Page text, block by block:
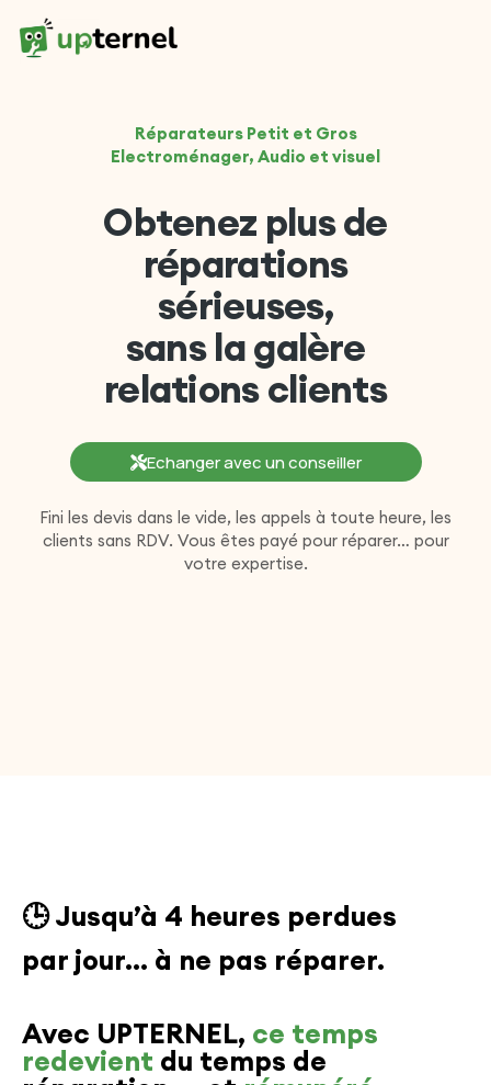
Réparateurs Petit et Gros
Electroménager, Audio et visuel
Obtenez plus de
réparations
sérieuses,
sans la galère
relations clients
Echanger avec un conseiller
Fini les devis dans le vide, les appels à toute heure, les
clients sans RDV. Vous êtes payé pour réparer… pour
votre expertise.
🕒 Jusqu’à 4 heures perdues
par jour… à ne pas réparer.​
Avec UPTERNEL, ce temps
redevient du temps de